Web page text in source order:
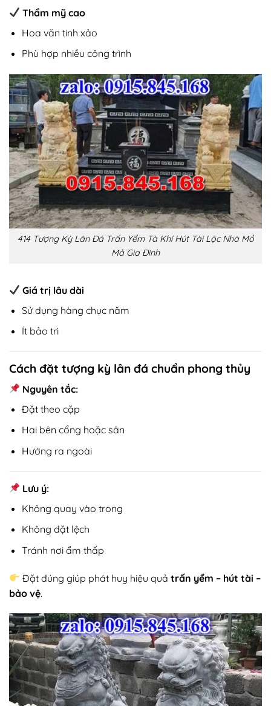
Thẩm mỹ cao
Hoa văn tinh xảo
Phù hợp nhiều công trình
414 Tượng Kỳ Lân Đá Trấn Yểm Tà Khí Hút Tài Lộc Nhà Mồ
Mả Gia Đình
Giá trị lâu dài
Sử dụng hàng chục năm
Ít bảo trì
Cách đặt tượng kỳ lân đá chuẩn phong thủy
Nguyên tắc:
Đặt theo cặp
Hai bên cổng hoặc sân
Hướng ra ngoài
Lưu ý:
Không quay vào trong
Không đặt lệch
Tránh nơi ẩm thấp
Đặt đúng giúp phát huy hiệu quảtrấn yểm – hút tài –
bảo vệ.